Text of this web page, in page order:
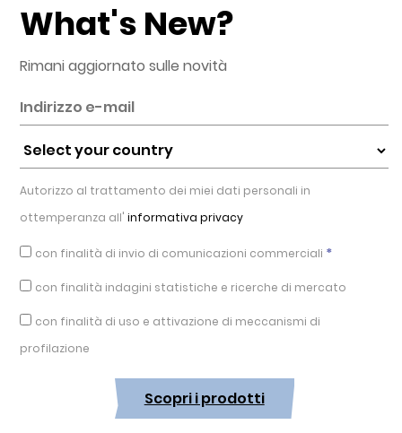
What's New?
Rimani aggiornato sulle novità
Autorizzo al trattamento dei miei dati personali in
ottemperanza all' informativa privacy
con finalità di invio di comunicazioni commerciali *
con finalità indagini statistiche e ricerche di mercato
con finalità di uso e attivazione di meccanismi di
profilazione
Scopri i prodotti